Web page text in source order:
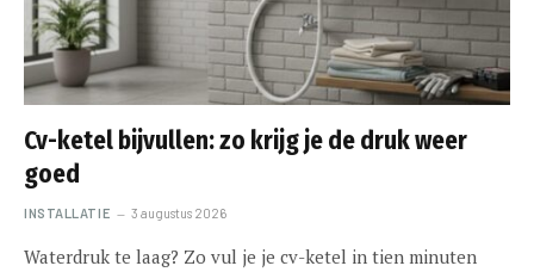
Cv-ketel bijvullen: zo krijg je de druk weer
goed
INSTALLATIE 3 augustus 2026
Waterdruk te laag? Zo vul je je cv-ketel in tien minuten